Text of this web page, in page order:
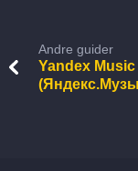
Andre guider
Yandex Music